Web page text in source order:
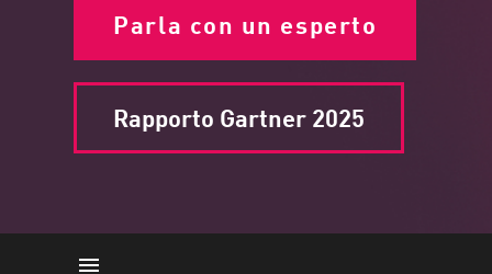
Parla con un esperto
Rapporto Gartner 2025